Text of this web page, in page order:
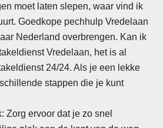
moet laten slepen, waar vind ik
Goedkope pechhulp Vredelaan
Nederland overbrengen. Kan ik
Vredelaan, het is al
24/24. Als je een lekke
stappen die je kunt
Zorg ervoor dat je zo snel